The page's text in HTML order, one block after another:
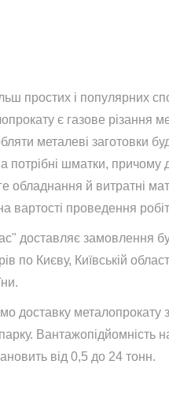
простих і популярних
є газове різання
металеві заготовки
потрібні шматки, причому
обладнання й витратні
вартості проведення
доставляє замовлення
по Києву, Київській
доставку металопрокату
Вантажопідйомність
від 0,5 до 24 тонн.